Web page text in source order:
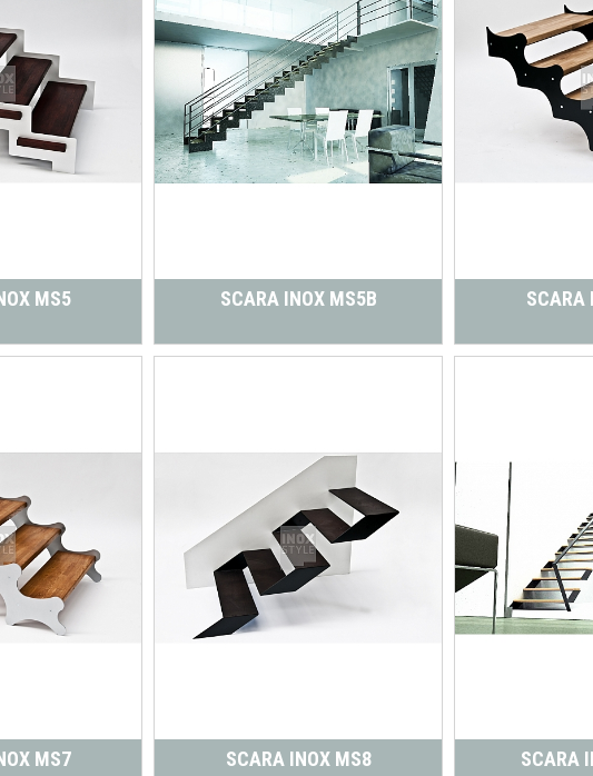
MS5 SCARA INOX MS5B SCARA
MS7 SCARA INOX MS8 SCARA